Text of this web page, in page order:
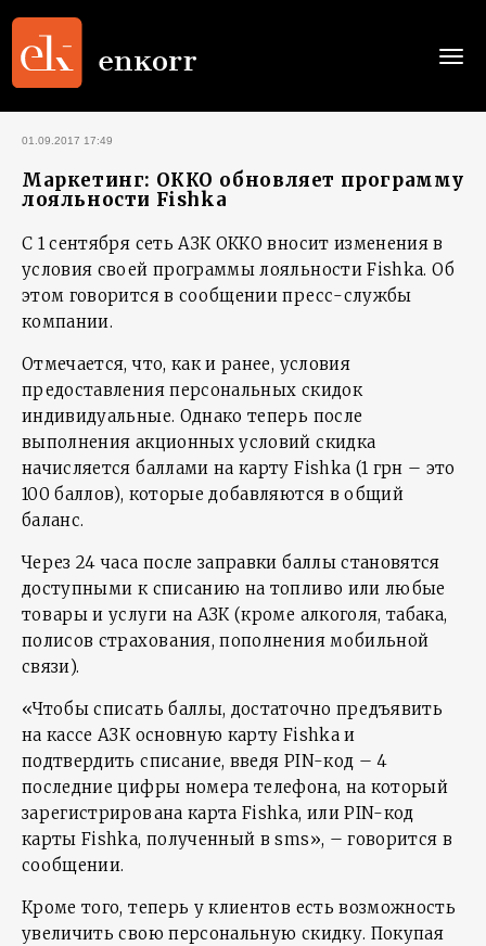
01.09.2017 17:49
Маркетинг: ОККО обновляет программу
лояльности Fishka
С 1 сентября сеть АЗК ОККО вносит изменения в
условия своей программы лояльности Fishka. Об
этом говорится в сообщении пресс-службы
компании.
Отмечается, что, как и ранее, условия
предоставления персональных скидок
индивидуальные. Однако теперь после
выполнения акционных условий скидка
начисляется баллами на карту Fishka (1 грн – это
100 баллов), которые добавляются в общий
баланс.
Через 24 часа после заправки баллы становятся
доступными к списанию на топливо или любые
товары и услуги на АЗК (кроме алкоголя, табака,
полисов страхования, пополнения мобильной
связи).
«Чтобы списать баллы, достаточно предъявить
на кассе АЗК основную карту Fishka и
подтвердить списание, введя PIN-код – 4
последние цифры номера телефона, на который
зарегистрирована карта Fishka, или PIN-код
карты Fishka, полученный в sms», – говорится в
сообщении.
Кроме того, теперь у клиентов есть возможность
увеличить свою персональную скидку. Покупая